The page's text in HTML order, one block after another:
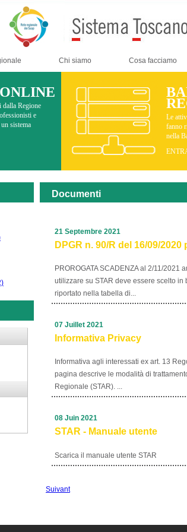
Chi siamo Cosa facciamo
Regione
e
sistema
Le
fanno
nella
Documenti
DPGR n. 90/R del 16/09/
PROROGATA SCADENZA al 2/11/2021
utilizzare su STAR deve essere scelto
riportato nella tabella di...
21 Septembre 2021
Informativa Privacy
Informativa agli interessati ex art. 13
pagina descrive le modalità di
Regionale (STAR). ...
07 Juillet 2021
STAR - Manuale utente
Scarica il manuale utente STAR
08 Juin 2021
Suivant